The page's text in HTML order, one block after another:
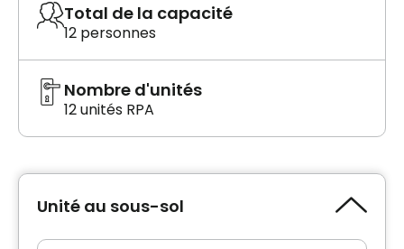
Total de la capacité
12 personnes
Nombre d'unités
12 unités RPA
Unité au sous-sol